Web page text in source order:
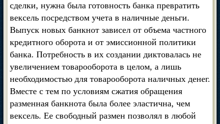
сделки, нужна была готовность банка превратить
вексель посредством учета в наличные деньги.
Выпуск новых банкнот зависел от объема частного
кредитного оборота и от эмиссионной политики
банка. Потребность в их создании диктовалась не
увеличением товарооборота в целом, а лишь
необходимостью для товарооборота наличных денег.
Вместе с тем по условиям сжатия обращения
разменная банкнота была более эластична, чем
вексель. Ее свободный размен позволял в любой